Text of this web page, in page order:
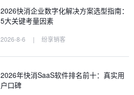
2026快消企业数字化解决方案选型指南：
5大关键考量因素
2026-8-6 | 纷享销客
2026年快消SaaS软件排名前十：真实用
户口碑